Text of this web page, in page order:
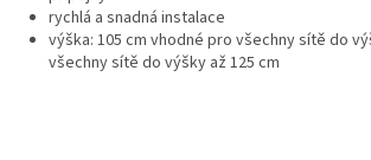
rychlá a snadná instalace
výška: 105 cm vhodné pro všechny sítě do
všechny sítě do výšky až 125 cm